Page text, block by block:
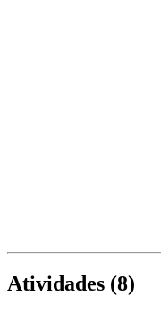
Atividades (8)